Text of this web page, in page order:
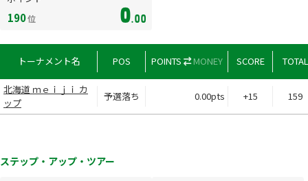
0.00
190位
トーナメント名 POS POINTS MONEY SCORE TOTAL
北海道 ｍｅｉｊｉ カ
ップ
予選落ち 0.00pts +15 159
ステップ・アップ・ツアー